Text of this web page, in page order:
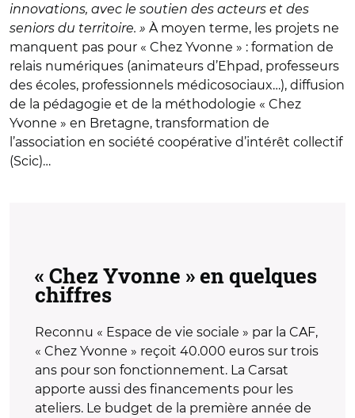
innovations, avec le soutien des acteurs et des
seniors du territoire. » À moyen terme, les projets ne
manquent pas pour « Chez Yvonne » : formation de
relais numériques (animateurs d’Ehpad, professeurs
des écoles, professionnels médicosociaux…), diffusion
de la pédagogie et de la méthodologie « Chez
Yvonne » en Bretagne, transformation de
l’association en société coopérative d’intérêt collectif
(Scic)…
« Chez Yvonne » en quelques
chiffres
Reconnu « Espace de vie sociale » par la CAF,
« Chez Yvonne » reçoit 40.000 euros sur trois
ans pour son fonctionnement. La Carsat
apporte aussi des financements pour les
ateliers. Le budget de la première année de